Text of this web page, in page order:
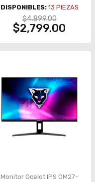
1MS, 144Hz, Freesync
DISPONIBLES: 13 PIEZAS
$4,899.00
$2,799.00
Monitor Ocelot IPS OM27-